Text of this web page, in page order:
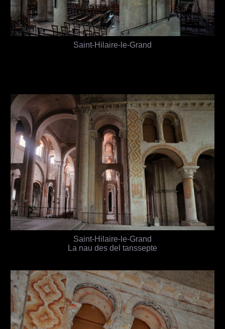
Saint-Hilaire-le-Grand
Saint-Hilaire-le-Grand
La nau des del tanssepte